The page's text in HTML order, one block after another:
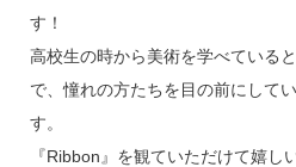
す！
高校生の時から美術を学べている
で、憧れの方たちを目の前にして
す。
『Ribbon』を観ていただけて嬉し